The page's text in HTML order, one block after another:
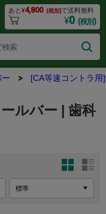
あと¥4,800 (税別)で送料無料
¥0 (税別)
[CA等速コントラ
ルバー | 歯科